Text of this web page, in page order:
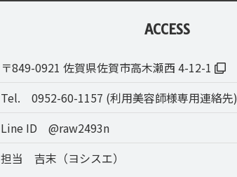
ACCESS
〒849-0921 佐賀県佐賀市高木瀬西 4-12-1
Tel. 0952-60-1157 (利用美容師様専用連絡先)
Line ID @raw2493n
担当 吉末（ヨシスエ）